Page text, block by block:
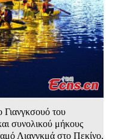
Γιανγκσουό του
συνολικού μήκους
Λιανγκμά στο Πεκίνο,